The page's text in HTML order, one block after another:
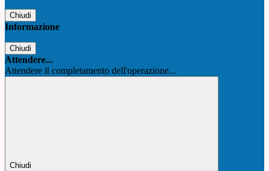
Chiudi
Informazione
Chiudi
Attendere...
Attendere il completamento dell'operazione...
Chiudi